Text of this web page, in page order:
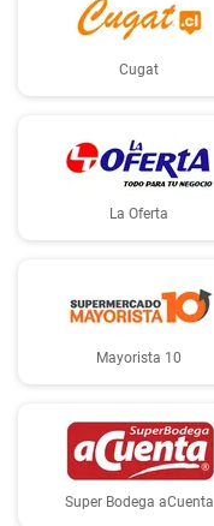
Cugat
La Oferta
Mayorista 10
Super Bodega aCuenta